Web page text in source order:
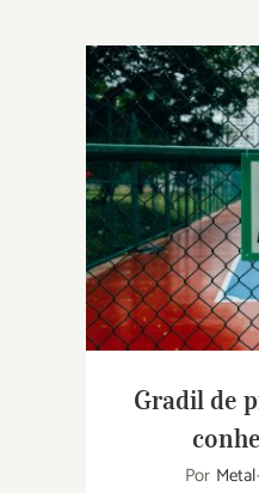
Gradil de
Gradil de
Por